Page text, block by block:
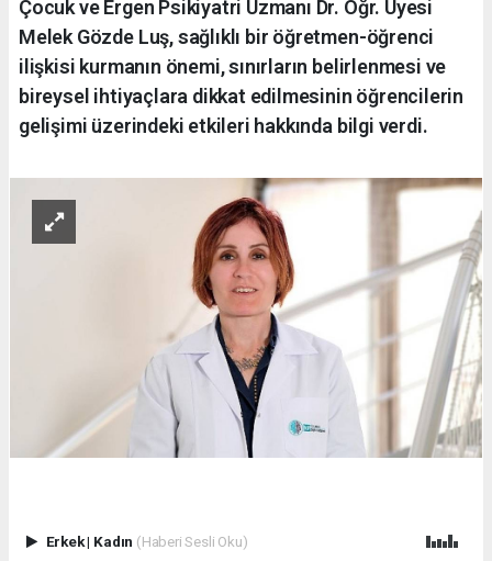
Çocuk ve Ergen Psikiyatri Uzmanı Dr. Öğr. Üyesi
Melek Gözde Luş, sağlıklı bir öğretmen-öğrenci
ilişkisi kurmanın önemi, sınırların belirlenmesi ve
bireysel ihtiyaçlara dikkat edilmesinin öğrencilerin
gelişimi üzerindeki etkileri hakkında bilgi verdi.
Erkek| Kadın (Haberi Sesli Oku)